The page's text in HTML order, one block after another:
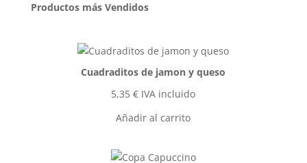
Productos más Vendidos
Cuadraditos de jamon y queso
5,35€ IVA incluido
Añadir al carrito